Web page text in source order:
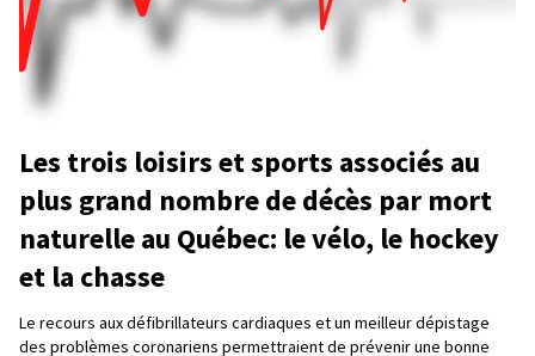
Les trois loisirs et sports associés au
plus grand nombre de décès par mort
naturelle au Québec: le vélo, le hockey
et la chasse
Le recours aux défibrillateurs cardiaques et un meilleur dépistage
des problèmes coronariens permettraient de prévenir une bonne